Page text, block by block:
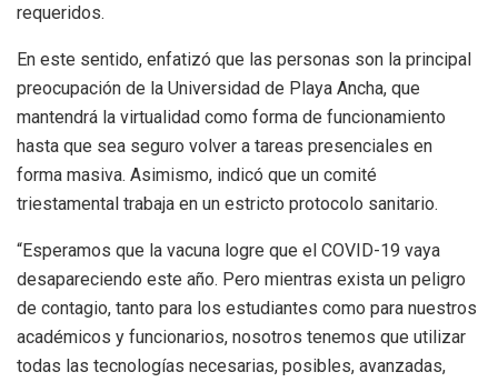
requeridos.
En este sentido, enfatizó que las personas son la principal
preocupación de la Universidad de Playa Ancha, que
mantendrá la virtualidad como forma de funcionamiento
hasta que sea seguro volver a tareas presenciales en
forma masiva. Asimismo, indicó que un comité
triestamental trabaja en un estricto protocolo sanitario.
“Esperamos que la vacuna logre que el COVID-19 vaya
desapareciendo este año. Pero mientras exista un peligro
de contagio, tanto para los estudiantes como para nuestros
académicos y funcionarios, nosotros tenemos que utilizar
todas las tecnologías necesarias, posibles, avanzadas,